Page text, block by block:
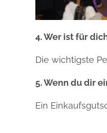
4. Wer ist für
Die wichtigste
5. Wenn du dir
Ein